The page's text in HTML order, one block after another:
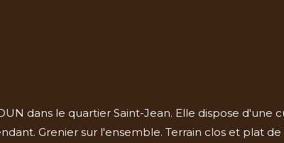
dans le quartier Saint-Jean. Elle dispose
Grenier sur l'ensemble. Terrain clos et plat